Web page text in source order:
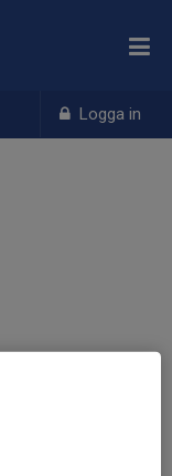
Logga in